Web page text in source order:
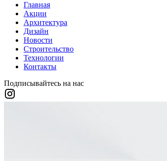
Главная
Акции
Архитектура
Дизайн
Новости
Строительство
Технологии
Контакты
Подписывайтесь на нас